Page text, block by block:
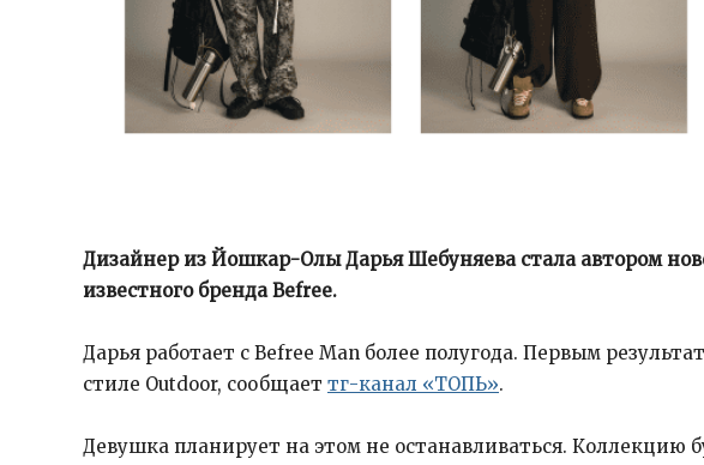
Дизайнер из Йошкар-Олы Дарья Шебуняева стала автором
известного бренда Befree.
Дарья работает с Befree Man более полугода. Первым
стиле Outdoor, сообщает тг-канал «ТОПЬ».
Девушка планирует на этом не останавливаться. Коллекцию